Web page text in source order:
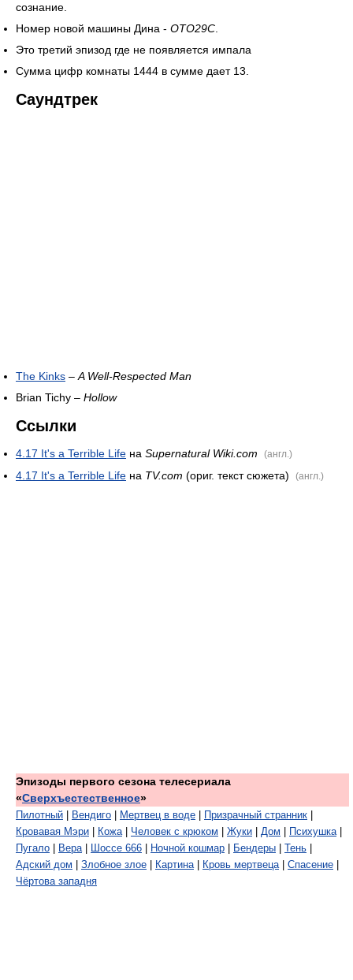
сознание.
Номер новой машины Дина - OTO29C
Это третий эпизод где не появляется импала
Сумма цифр комнаты 1444 в сумме дает 13.
Саундтрек
The Kinks – A Well-Respected Man
Brian Tichy – Hollow
Ссылки
4.17 It's a Terrible Life на Supernatural Wiki.com (англ.)
4.17 It's a Terrible Life на TV.com (ориг. текст сюжета) (англ.)
Эпизоды первого сезона телесериала
«Сверхъестественное»
Пилотный Вендиго Мертвец в воде Призрачный странник
Кровавая Мэри
Кожа| Человек с крюком Жуки Дом Психушка|
Пугало
Вера| Шоссе 666 Ночной кошмар Бендеры Тень
Адский дом
Злобное злое Картина| Кровь мертвеца| Спасение
Чёртова западня